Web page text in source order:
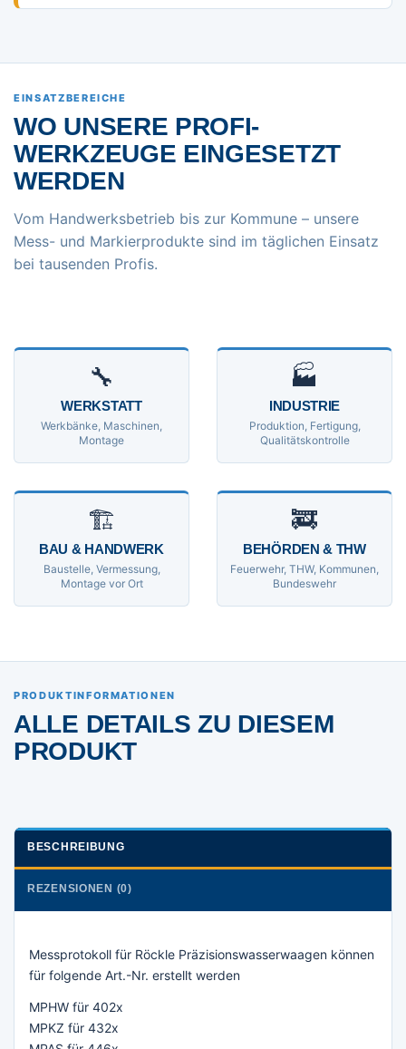
EINSATZBEREICHE
WO UNSERE PROFI-
WERKZEUGE EINGESETZT
WERDEN
Vom Handwerksbetrieb bis zur Kommune – unsere
Mess- und Markierprodukte sind im täglichen Einsatz
bei tausenden Profis.
🔧
WERKSTATT
Werkbänke, Maschinen,
Montage
🏭
INDUSTRIE
Produktion, Fertigung,
Qualitätskontrolle
🏗
BAU & HANDWERK
Baustelle, Vermessung,
Montage vor Ort
🚒
BEHÖRDEN & THW
Feuerwehr, THW, Kommunen,
Bundeswehr
PRODUKTINFORMATIONEN
ALLE DETAILS ZU DIESEM
PRODUKT
BESCHREIBUNG
REZENSIONEN (0)
Messprotokoll für Röckle Präzisionswasserwaagen können
für folgende Art.-Nr. erstellt werden
MPHW für 402x
MPKZ für 432x